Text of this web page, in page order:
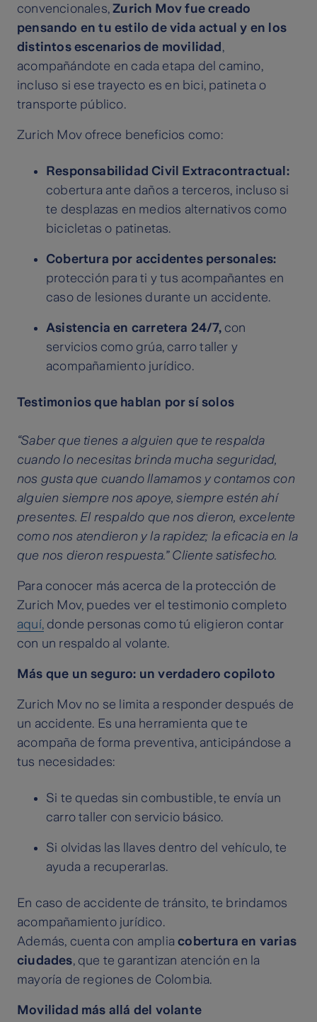
convencionales,Zurich Mov fue creado
pensando en tu estilo de vida actual y en los
distintos escenarios de movilidad ,
acompañándote en cada etapa del camino,
incluso si ese trayecto es en bici, patineta o
transporte público.
Zurich Mov ofrece beneficios como:
Responsabilidad Civil Extracontractual:
cobertura ante daños a terceros, incluso si
te desplazas en medios alternativos como
bicicletas o patinetas.
Cobertura por accidentes personales:
protección para ti y tus acompañantes en
caso de lesiones durante un accidente.
Asistencia en carretera 24/7,con
servicios como grúa, carro taller y
acompañamiento jurídico.
Testimonios que hablan por sí solos
“Saber que tienes a alguien que te respalda
cuando lo necesitas brinda mucha seguridad,
nos gusta que cuando llamamos y contamos con
alguien siempre nos apoye, siempre estén ahí
presentes. El respaldo que nos dieron, excelente
como nos atendieron y la rapidez; la eficacia en la
que nos dieron respuesta.” Cliente satisfecho.
Para conocer más acerca de la protección de
Zurich Mov, puedes ver el testimonio completo
aquí, donde personas como tú eligieron contar
con un respaldo al volante.
Más que un seguro: un verdadero copiloto
Zurich Mov no se limita a responder después de
un accidente. Es una herramienta que te
acompaña de forma preventiva, anticipándose a
tus necesidades:
Si te quedas sin combustible, te envía un
carro taller con servicio básico.
Si olvidas las llaves dentro del vehículo, te
ayuda a recuperarlas.
En caso de accidente de tránsito, te brindamos
acompañamiento jurídico.
Además, cuenta con ampliacobertura en varias
ciudades, que te garantizan atención en la
mayoría de regiones de Colombia.
Movilidad más allá del volante